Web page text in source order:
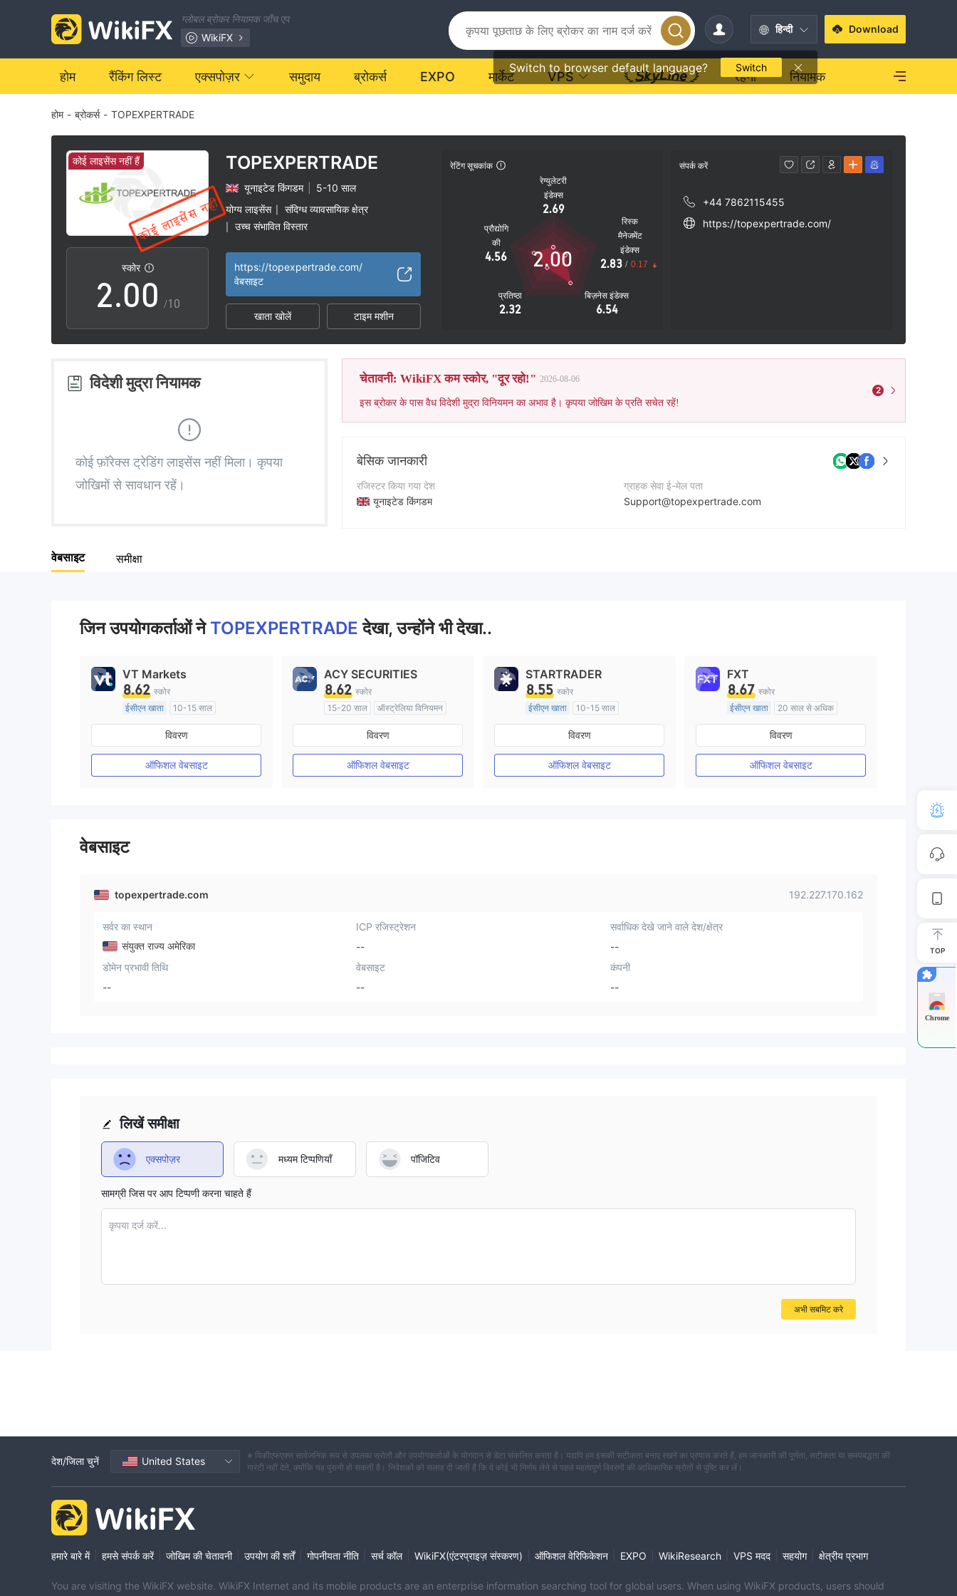
ग्लोबल ब्रोकर नियामक जाँच एप
WikiFX
हिन्दी
Switch to browser default language? Switch
Download
होम रैंकिंग लिस्ट एक्सपोज़र समुदाय ब्रोकर्स EXPO मार्केट VPS रहना नियामक
होम - ब्रोकर्स - TOPEXPERTRADE
कोई लाइसेंस नहीं हैं
स्कोर
0
1
2
3
4
6
7
.0
1
2
4
5
6
8
9
0
1
2
4
5
8
9
/10
TOPEXPERTRADE
यूनाइटेड किंगडम
5-10 साल
योग्य लाइसेंस
संदिग्ध व्यावसायिक क्षेत्र
उच्च संभावित विस्तार
https://topexpertrade.com/
वेबसाइट
खाता खोलें टाइम मशीन
रेटिंग सूचकांक
रेग्युलेटरी
इंडेक्स
2.69
प्रौद्योगि
की
4.56
प्रतिष्ठा
2.32
बिज़नेस इंडेक्स
6.54
रिस्क
मैनेजमेंट
इंडेक्स
2.83 / 0.17
2.00
संपर्क करें
+44 7862115455
https://topexpertrade.com/
विदेशी मुद्रा नियामक
कोई फ़ॉरेक्स ट्रेडिंग लाइसेंस नहीं मिला। कृपया
जोखिमों से सावधान रहें।
चेतावनी: WikiFX कम स्कोर, "दूर रहो!" 2026-08-06
इस ब्रोकर के पास वैध विदेशी मुद्रा विनियमन का अभाव है। कृपया जोखिम के प्रति सचेत रहें!
2
बेसिक जानकारी
रजिस्टर किया गया देश
यूनाइटेड किंगडम
ग्राहक सेवा ई-मेल पता
Support@topexpertrade.com
वेबसाइट समीक्षा
जिन उपयोगकर्ताओं ने TOPEXPERTRADEदेखा, उन्होंने भी देखा..
VT Markets
8.62 स्कोर
ईसीएन खाता
10-15 साल
ऑस्ट्रेलिया विनियमन
मार्केट मेकिंग (एमएम)
मुख्य-लेबल MT4
विवरण
ऑफिशल वेबसाइट
ACY SECURITIES
8.62 स्कोर
15-20 साल
ऑस्ट्रेलिया विनियमन
मार्केट मेकिंग (एमएम)
मुख्य-लेबल MT4
विवरण
ऑफिशल वेबसाइट
STARTRADER
8.55 स्कोर
ईसीएन खाता
10-15 साल
ऑस्ट्रेलिया विनियमन
मार्केट मेकिंग (एमएम)
मुख्य-लेबल MT4
विवरण
ऑफिशल वेबसाइट
FXT
8.67 स्कोर
ईसीएन खाता
20 साल से अधिक
ऑस्ट्रेलिया विनियमन
मार्केट मेकिंग (एमएम)
मुख्य-लेबल MT4
विवरण
ऑफिशल वेबसाइट
वेबसाइट
topexpertrade.com 192.227.170.162
सर्वर का स्थान
संयुक्त राज्य अमेरिका
ICP रजिस्ट्रेशन
--
सर्वाधिक देखे जाने वाले देश/क्षेत्र
--
डोमेन प्रभावी तिथि
--
वेबसाइट
--
कंपनी
--
लिखें समीक्षा
एक्सपोज़र मध्यम टिप्पणियाँ पॉजिटिव
सामग्री जिस पर आप टिप्पणी करना चाहते हैं
कृपया दर्ज करें...
अभी सबमिट करे
TOP
Chrome
देश/जिला चुनें United States
※ विकीएफएक्स सार्वजनिक रूप से उपलब्ध स्रोतों और उपयोगकर्ताओं के योगदान से डेटा संकलित करता है। यद्यपि हम इसकी सटीकता बनाए रखने का प्रयास करते हैं, हम जानकारी की पूर्णता, सटीकता या समयबद्धता की
गारंटी नहीं देते, क्योंकि यह पुरानी हो सकती है। निवेशकों को सलाह दी जाती है कि वे कोई भी निर्णय लेने से पहले महत्वपूर्ण विवरणों की आधिकारिक स्रोतों से पुष्टि कर लें।
हमारे बारे में हमसे संपर्क करें जोखिम की चेतावनी उपयोग की शर्तें गोपनीयता नीति सर्च कॉल WikiFX(एंटरप्राइज़ संस्करण) ऑफिशल वेरिफिकेशन EXPO WikiResearch VPS मदद सहयोग क्षेत्रीय प्रभाग
You are visiting the WikiFX website. WikiFX Internet and its mobile products are an enterprise information searching tool for global users. When using WikiFX products, users should